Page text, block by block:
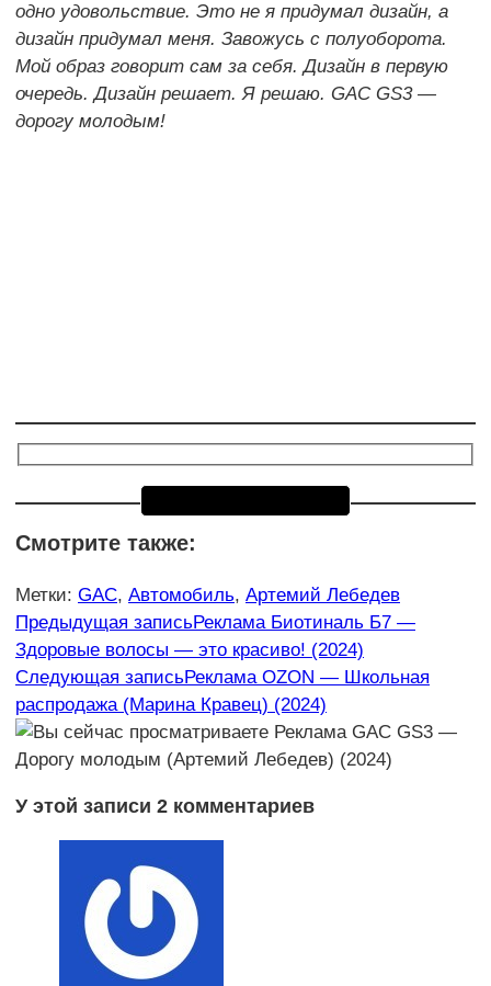
одно удовольствие. Это не я придумал дизайн, а
дизайн придумал меня. Завожусь с полуоборота.
Мой образ говорит сам за себя. Дизайн в первую
очередь. Дизайн решает. Я решаю. GAC GS3 —
дорогу молодым!
Смотрите также:
Метки: GAC, Автомобиль, Артемий Лебедев
Еще
статьи
Предыдущая записьРеклама Биотиналь Б7 —
Здоровые волосы — это красиво! (2024)
Следующая записьРеклама OZON — Школьная
распродажа (Марина Кравец) (2024)
У этой записи 2 комментариев